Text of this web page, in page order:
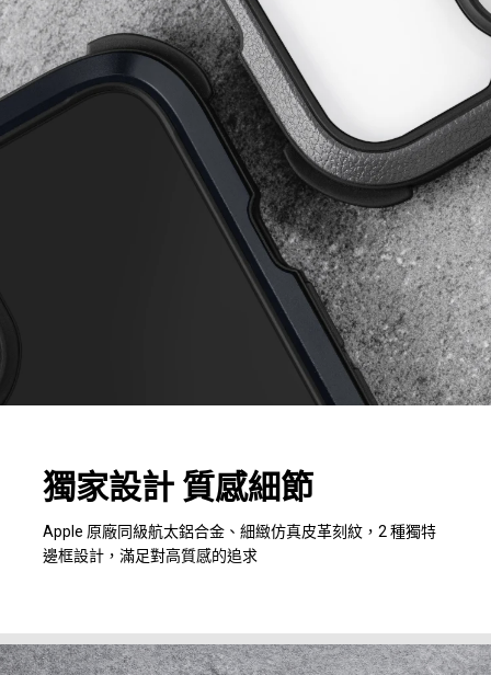
獨家設計 質感細節
Apple 原廠同級航太鋁合金、細緻仿真皮革刻紋，2 種獨特
邊框設計，滿足對高質感的追求